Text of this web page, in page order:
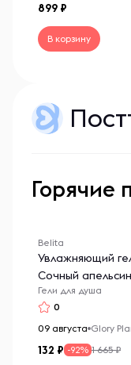
899
В корзину
Горячие
Belita
Увлажняющий
Сочный
джаз
Гели для душа
0
09 августа Glory
132 -92% 1 665 ₽